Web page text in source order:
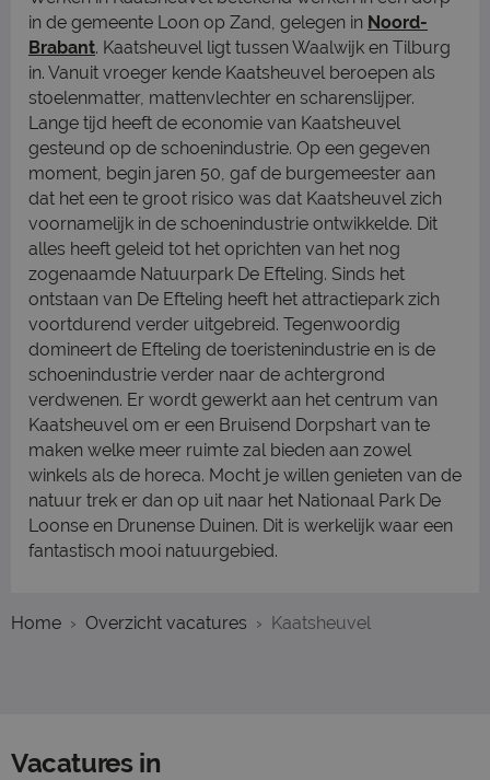
in de gemeente Loon op Zand, gelegen in Noord-
Brabant. Kaatsheuvel ligt tussen Waalwijk en Tilburg
in. Vanuit vroeger kende Kaatsheuvel beroepen als
stoelenmatter, mattenvlechter en scharenslijper.
Lange tijd heeft de economie van Kaatsheuvel
gesteund op de schoenindustrie. Op een gegeven
moment, begin jaren 50, gaf de burgemeester aan
dat het een te groot risico was dat Kaatsheuvel zich
voornamelijk in de schoenindustrie ontwikkelde. Dit
alles heeft geleid tot het oprichten van het nog
zogenaamde Natuurpark De Efteling. Sinds het
ontstaan van De Efteling heeft het attractiepark zich
voortdurend verder uitgebreid. Tegenwoordig
domineert de Efteling de toeristenindustrie en is de
schoenindustrie verder naar de achtergrond
verdwenen. Er wordt gewerkt aan het centrum van
Kaatsheuvel om er een Bruisend Dorpshart van te
maken welke meer ruimte zal bieden aan zowel
winkels als de horeca. Mocht je willen genieten van de
natuur trek er dan op uit naar het Nationaal Park De
Loonse en Drunense Duinen. Dit is werkelijk waar een
fantastisch mooi natuurgebied.
Home Overzicht vacatures Kaatsheuvel
Vacatures in